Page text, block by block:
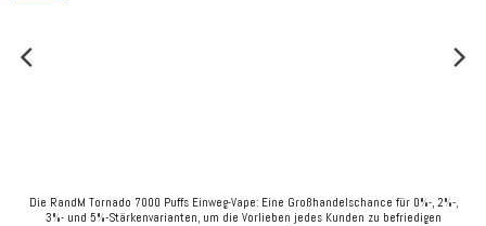
Die RandM Tornado 7000 Puffs Einweg-Vape: Eine Großhandelschance für 0%-, 2%-,
3%- und 5%-Stärkenvarianten, um die Vorlieben jedes Kunden zu befriedigen